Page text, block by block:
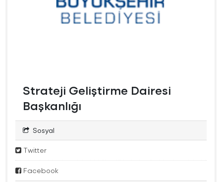
Strateji Geliştirme Dairesi
Başkanlığı
Sosyal
Twitter
Facebook